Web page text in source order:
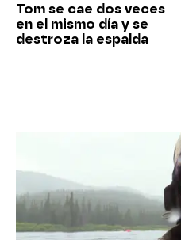
Tom se cae dos veces
en el mismo día y se
destroza la espalda